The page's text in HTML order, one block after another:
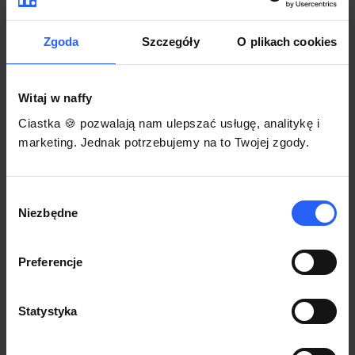
Zgoda Szczegóły O plikach cookies
Witaj w naffy
Ciastka 🍪 pozwalają nam ulepszać usługę, analitykę i
marketing. Jednak potrzebujemy na to Twojej zgody.
zgody
Niezbędne
Preferencje
Statystyka
Korzystaj na dowolnym urządzeniu z
przeglądarką Chrome
Włącz czasową promocję
3
Każdy produkt w naffy ma swój indywidualny link.
gdzie się nim podzielisz z odbiorcami.